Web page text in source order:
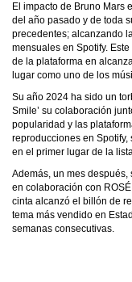
El impacto de Bruno Mars
del año pasado y de toda
precedentes; alcanzando
mensuales en Spotify.
de la plataforma en
lugar como uno de los
Su año 2024 ha sido un
Smile’ su colaboración
popularidad y las
reproducciones en
en el primer lugar de la
Además, un mes después,
en colaboración con
cinta alcanzó el billón de
tema más vendido en
semanas consecutivas.